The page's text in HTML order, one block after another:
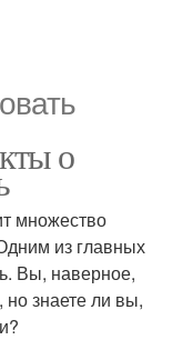
о
множество
из главных
Вы, наверное,
знаете ли вы,